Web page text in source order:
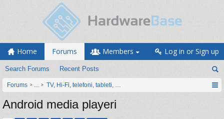
Home Forums
Search Forums Recent Posts
Members Log in or Sign up
Forums ... TV, Hi-Fi, telefoni, tableti, satovi, IoT oprema
Android media playeri